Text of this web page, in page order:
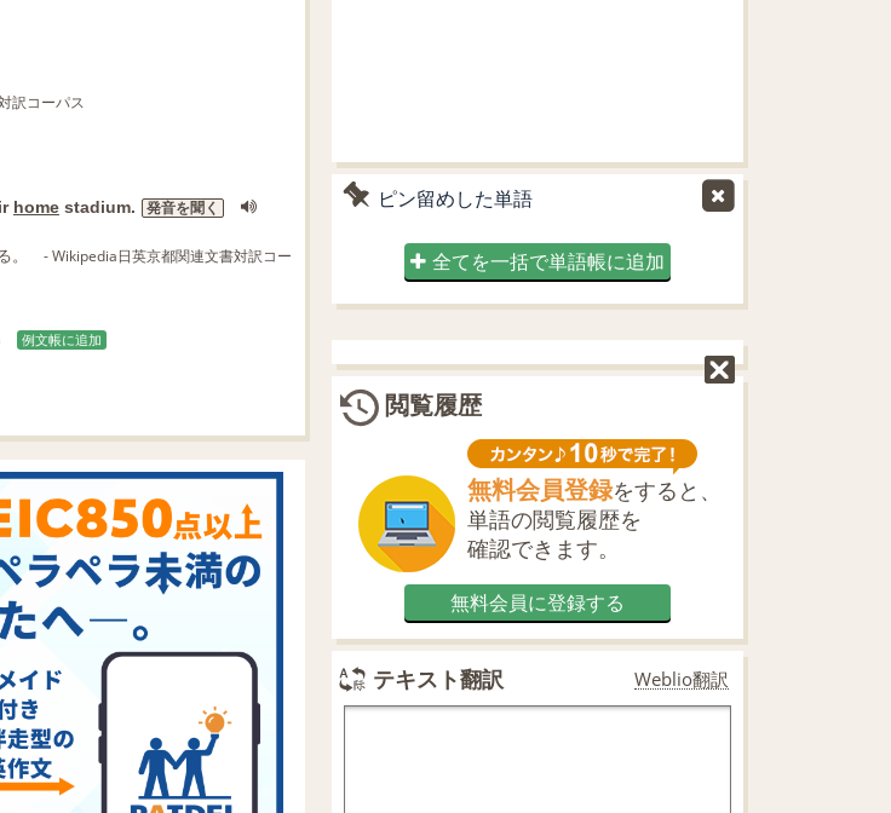
訳コーパス
home stadium. 発音を聞く
- Wikipedia日英京都関連文書対訳コー
例文帳に追加
ピン留めした単語
全てを一括で単語帳に追加
閲覧履歴
無料会員登録をすると、
単語の閲覧履歴を
確認できます。
無料会員に登録する
テキスト翻訳 Weblio翻訳